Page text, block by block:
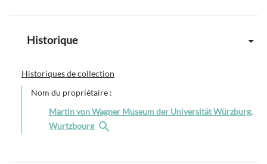
Historique
Historiques de collection
Nom du propriétaire :
Martin von Wagner Museum der Universität Würzburg,
Wurtzbourg